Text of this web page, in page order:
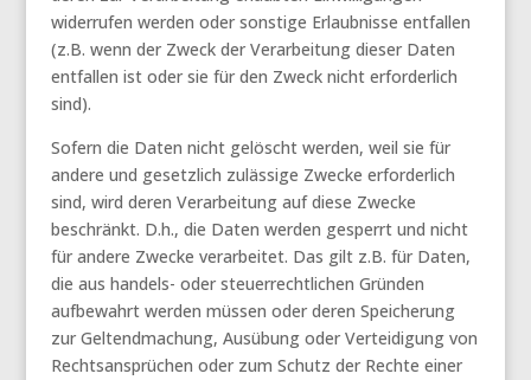
widerrufen werden oder sonstige Erlaubnisse entfallen
(z.B. wenn der Zweck der Verarbeitung dieser Daten
entfallen ist oder sie für den Zweck nicht erforderlich
sind).
Sofern die Daten nicht gelöscht werden, weil sie für
andere und gesetzlich zulässige Zwecke erforderlich
sind, wird deren Verarbeitung auf diese Zwecke
beschränkt. D.h., die Daten werden gesperrt und nicht
für andere Zwecke verarbeitet. Das gilt z.B. für Daten,
die aus handels- oder steuerrechtlichen Gründen
aufbewahrt werden müssen oder deren Speicherung
zur Geltendmachung, Ausübung oder Verteidigung von
Rechtsansprüchen oder zum Schutz der Rechte einer